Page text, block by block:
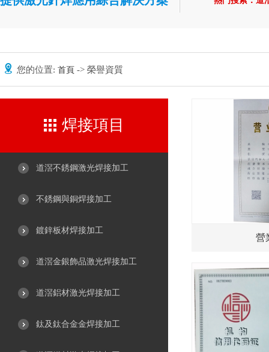
您的位置: 首頁 -> 榮譽資質
焊接項目
道滘不銹鋼激光焊接加工
不銹鋼與銅焊接加工
鍍鋅板材焊接加工
道滘金銀飾品激光焊接加工
道滘鋁材激光焊接加工
鈦及鈦合金金焊接加工
營